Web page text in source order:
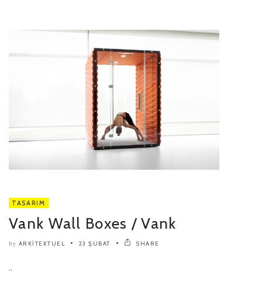
TASARIM
Vank Wall Boxes / Vank
by ARKITEKTUEL 23 ŞUBAT SHARE
..